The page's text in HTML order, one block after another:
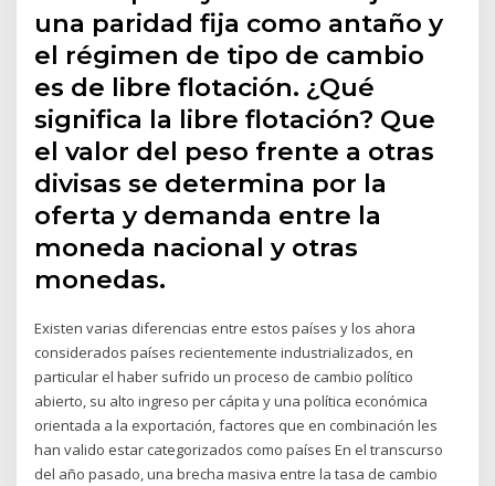
una paridad fija como antaño y
el régimen de tipo de cambio
es de libre flotación. ¿Qué
significa la libre flotación? Que
el valor del peso frente a otras
divisas se determina por la
oferta y demanda entre la
moneda nacional y otras
monedas.
Existen varias diferencias entre estos países y los ahora
considerados países recientemente industrializados, en
particular el haber sufrido un proceso de cambio político
abierto, su alto ingreso per cápita y una política económica
orientada a la exportación, factores que en combinación les
han valido estar categorizados como países En el transcurso
del año pasado, una brecha masiva entre la tasa de cambio